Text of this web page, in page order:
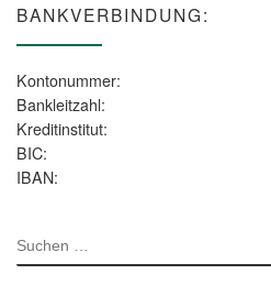
BANKVERBINDUNG:
Kontonummer:
Bankleitzahl:
Kreditinstitut:
BIC:
IBAN:
SUCHE